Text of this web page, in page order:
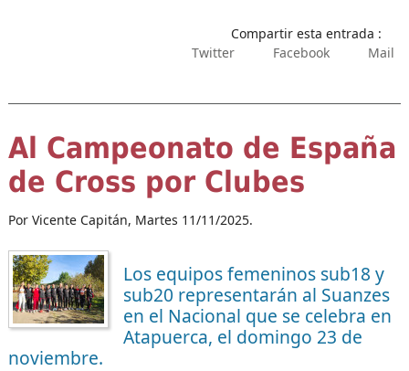
Compartir esta entrada :
Twitter
Facebook Mail
Al Campeonato de España
de Cross por Clubes
Por Vicente Capitán, Martes 11/11/2025.
Los equipos femeninos sub18 y
sub20 representarán al Suanzes
en el Nacional que se celebra en
Atapuerca, el domingo 23 de
noviembre.